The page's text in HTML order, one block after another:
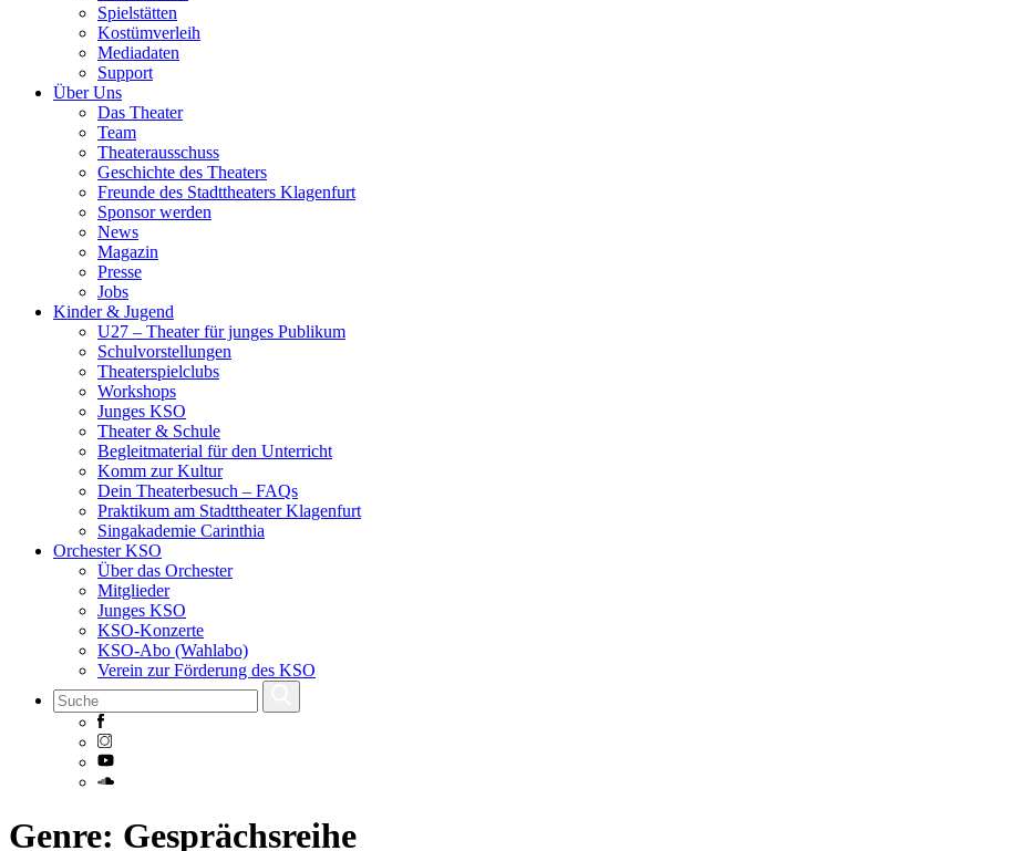
Spielstätten
Kostümverleih
Mediadaten
Support
Über Uns
Das Theater
Team
Theaterausschuss
Geschichte des Theaters
Freunde des Stadttheaters Klagenfurt
Sponsor werden
News
Magazin
Presse
Jobs
Kinder & Jugend
U27 – Theater für junges Publikum
Schulvorstellungen
Theaterspielclubs
Workshops
Junges KSO
Theater & Schule
Begleitmaterial für den Unterricht
Komm zur Kultur
Dein Theaterbesuch – FAQs
Praktikum am Stadttheater Klagenfurt
Singakademie Carinthia
Orchester KSO
Über das Orchester
Mitglieder
Junges KSO
KSO-Konzerte
KSO-Abo (Wahlabo)
Verein zur Förderung des KSO
to
Genre: Gesprächsreihe